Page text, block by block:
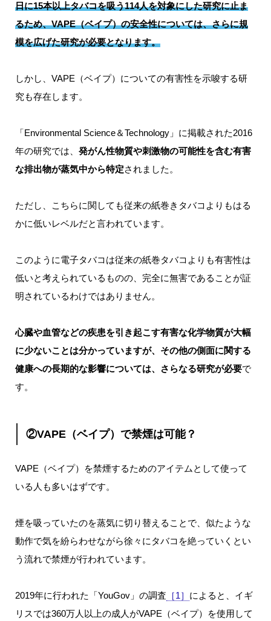
日に15本以上タバコを吸う114人を対象にした研究に止ま
るため、VAPE（ベイプ）の安全性については、さらに規
模を広げた研究が必要となります。
しかし、VAPE（ベイプ）についての有害性を示唆する研
究も存在します。
「Environmental Science＆Technology」に掲載された2016
年の研究では、 発がん性物質や刺激物の可能性を含む有害
な排出物が蒸気中から特定されました。
ただし、こちらに関しても従来の紙巻きタバコよりもはる
かに低いレベルだと言われています。
このように電子タバコは従来の紙巻タバコよりも有害性は
低いと考えられているものの、完全に無害であることが証
明されているわけではありません。
心臓や血管などの疾患を引き起こす有害な化学物質が大幅
に少ないことは分かっていますが、その他の側面に関する
健康への長期的な影響については、さらなる研究が必要で
す。
②VAPE（ベイプ）で禁煙は可能？
VAPE（ベイプ）を禁煙するためのアイテムとして使って
いる人も多いはずです。
煙を吸っていたのを蒸気に切り替えることで、似たような
動作で気を紛らわせながら徐々にタバコを絶っていくとい
う流れで禁煙が行われています。
2019年に行われた「YouGov」の調査 ［1］ によると、イギ
リスでは360万人以上の成人がVAPE（ベイプ）を使用して